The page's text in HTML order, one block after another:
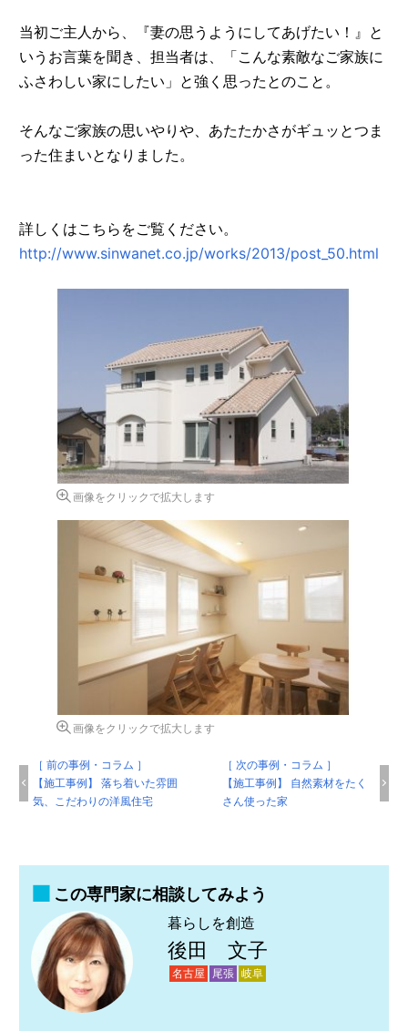
当初ご主人から、『妻の思うようにしてあげたい！』と
いうお言葉を聞き、担当者は、「こんな素敵なご家族に
ふさわしい家にしたい」と強く思ったとのこと。
そんなご家族の思いやりや、あたたかさがギュッとつま
った住まいとなりました。
詳しくはこちらをご覧ください。
http://www.sinwanet.co.jp/works/2013/post_50.html
画像をクリックで拡大します
画像をクリックで拡大します
［ 前の事例・コラム ］
【施工事例】 落ち着いた雰囲
気、こだわりの洋風住宅
［ 次の事例・コラム ］
【施工事例】 自然素材をたく
さん使った家
この専門家に相談してみよう
暮らしを創造
後田 文子
名古屋 尾張 岐阜